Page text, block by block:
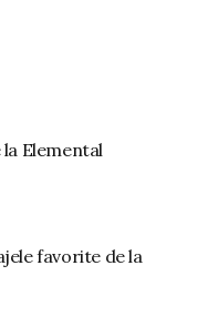
Elemental
favorite de la